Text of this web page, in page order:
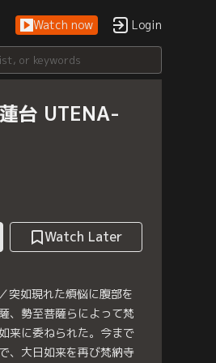
Watch now Login
台 UTENA-
Watch Later
突如現れた煩悩に腹部を
、勢至菩薩らによって梵
来に委ねられた。今まで
、大日如来を再び梵納寺